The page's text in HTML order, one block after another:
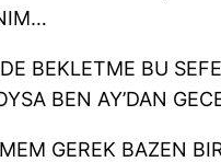
BEKLETME BU
BEN AY’DAN
GEREK BAZEN